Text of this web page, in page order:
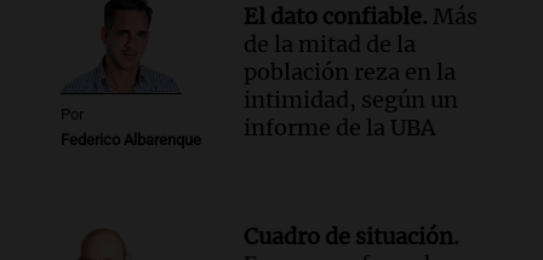
Por
Federico Albarenque
El dato confiable. Más
de la mitad de la
población reza en la
intimidad, según un
informe de la UBA
Cuadro de situación.